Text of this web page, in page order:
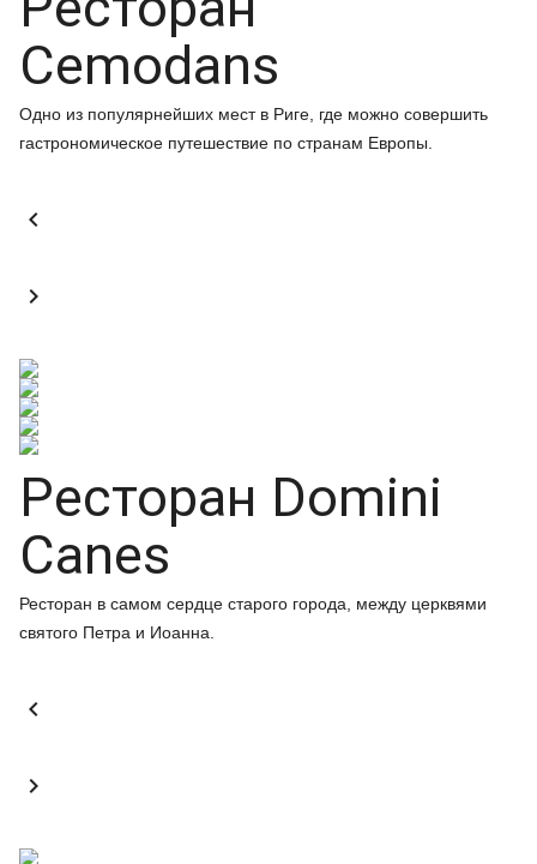
Cemodans
Одно из популярнейших мест в Риге, где можно совершить
гастрономическое путешествие по странам Европы.


Ресторан Domini
Canes
Ресторан в самом сердце старого города, между церквями
святого Петра и Иоанна.

